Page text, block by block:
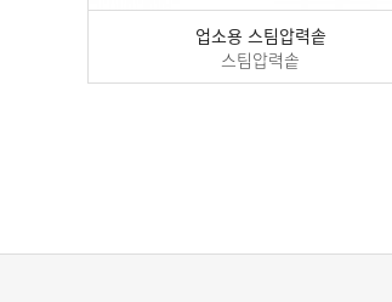
업소용 스팀압력솥
스팀압력솥